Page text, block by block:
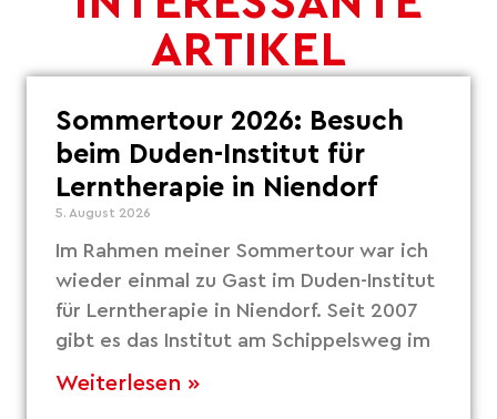
ARTIKEL
Sommertour 2026: Besuch
beim Duden-Institut für
Lerntherapie in Niendorf
5. August 2026
Im Rahmen meiner Sommertour war ich
wieder einmal zu Gast im Duden-Institut
für Lerntherapie in Niendorf. Seit 2007
gibt es das Institut am Schippelsweg im
Weiterlesen »